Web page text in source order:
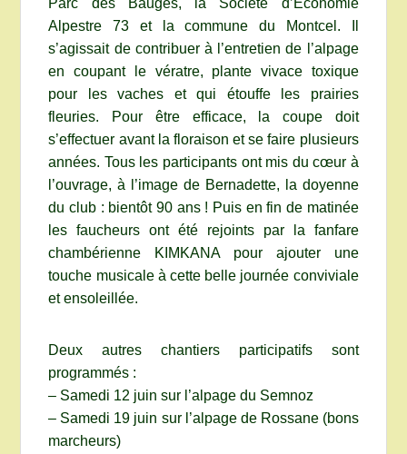
Alpestre 73 et la commune du Montcel. Il
s’agissait de contribuer à l’entretien de l’alpage
en coupant le vératre, plante vivace toxique
pour les vaches et qui étouffe les prairies
fleuries. Pour être efficace, la coupe doit
s’effectuer avant la floraison et se faire plusieurs
années. Tous les participants ont mis du cœur à
l’ouvrage, à l’image de Bernadette, la doyenne
du club : bientôt 90 ans ! Puis en fin de matinée
les faucheurs ont été rejoints par la fanfare
chambérienne KIMKANA pour ajouter une
touche musicale à cette belle journée conviviale
et ensoleillée.
Deux autres chantiers participatifs sont
programmés :
– Samedi 12 juin sur l’alpage du Semnoz
– Samedi 19 juin sur l’alpage de Rossane (bons
marcheurs)